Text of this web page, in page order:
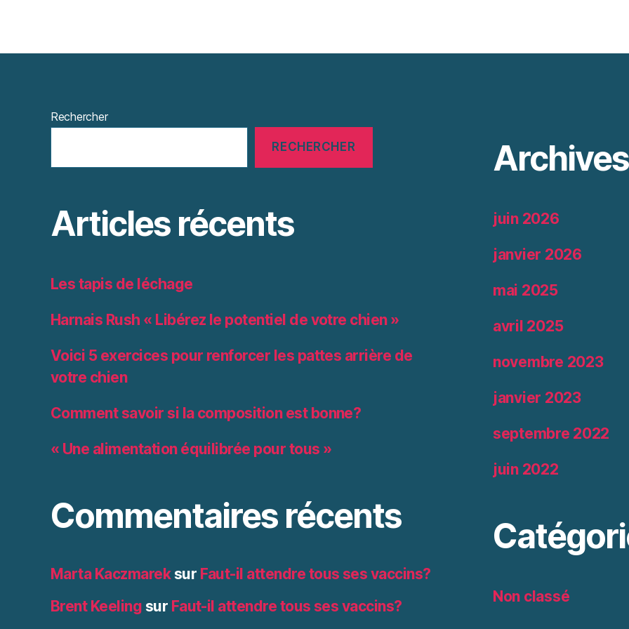
Rechercher
RECHERCHER
Articles récents
Les tapis de léchage
Harnais Rush « Libérez le potentiel de votre chien »
Voici 5 exercices pour renforcer les pattes arrière de
votre chien
Comment savoir si la composition est bonne?
« Une alimentation équilibrée pour tous »
Commentaires récents
Marta Kaczmareksur Faut-il attendre tous ses vaccins?
Brent Keeling sur Faut-il attendre tous ses vaccins?
Archives
juin 2026
janvier 2026
mai 2025
avril 2025
novembre 2023
janvier 2023
septembre 2022
juin 2022
Non classé